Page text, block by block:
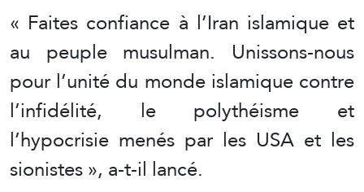
« Faites confiance à l’Iran islamique et
au peuple musulman. Unissons-nous
pour l’unité du monde islamique contre
l’infidélité, le polythéisme et
l’hypocrisie menés par les USA et les
sionistes », a-t-il lancé.